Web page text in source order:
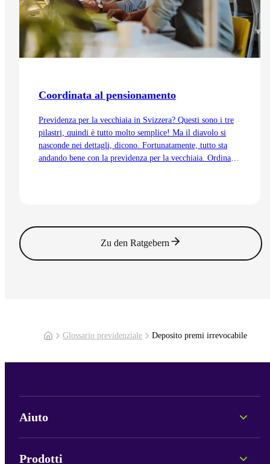
Coordinata al pensionamento
Previdenza per la vecchiaia in Svizzera? Questi sono i tre
pilastri, quindi è tutto molto semplice! Ma il diavolo si
nasconde nei dettagli, dicono. Fortunatamente, tutto sta
andando bene con la previdenza per la vecchiaia. Ordinata
Zu den Ratgebern
Glossario previdenziale Deposito premi irrevocabile
Aiuto
Informazioni sui Fondi
Prodotti